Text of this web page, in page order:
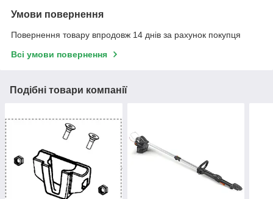
Умови повернення
Повернення товару впродовж 14 днів за рахунок покупця
Всі умови повернення
Подібні товари компанії